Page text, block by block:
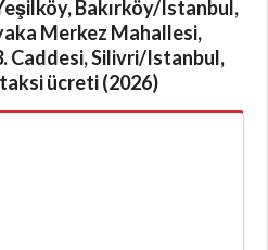
Bakırköy/Istanbul,
Merkez Mahallesi,
Caddesi, Silivri/Istanbul,
ücreti (2026)